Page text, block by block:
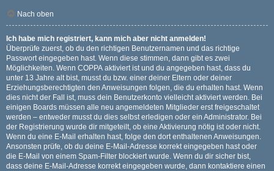
Nach oben
Ich habe mich registriert, kann mich aber nicht anmelden!
Überprüfe zuerst, ob du den richtigen Benutzernamen und das richtige
Passwort eingegeben hast. Wenn diese stimmen, dann gibt es zwei
Möglichkeiten. Wenn COPPA aktiviert ist und du angegeben hast, dass du
unter 13 Jahre alt bist, musst du bzw. einer deiner Eltern oder deiner
Erziehungsberechtigten den Anweisungen folgen, die du erhalten hast. Wenn
dies nicht der Fall ist, muss dein Benutzerkonto vielleicht aktiviert werden. Bei
einigen Boards müssen alle neu angemeldeten Mitglieder erst freigeschaltet
werden – entweder musst du dies selbst erledigen oder ein Administrator. Bei
der Registrierung wurde dir mitgeteilt, ob eine Aktivierung nötig ist oder nicht.
Wenn du eine E-Mail erhalten hast, folge den dort enthaltenen Anweisungen.
Ansonsten prüfe, ob du deine E-Mail-Adresse korrekt eingegeben hast oder
die E-Mail von einem Spam-Filter blockiert wurde. Wenn du dir sicher bist,
dass deine E-Mail-Adresse korrekt eingegeben wurde, dann kontaktiere einen